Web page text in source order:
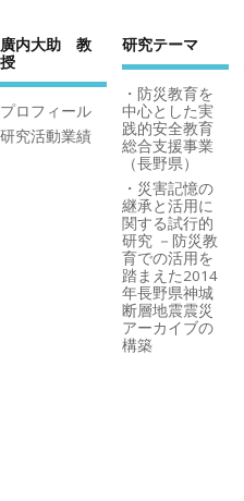
廣内大助 教
授
プロフィール
研究活動業績
研究テーマ
・防災教育を
中心とした実
践的安全教育
総合支援事業
（長野県）
・災害記憶の
継承と活用に
関する試行的
研究 －防災教
育での活用を
踏まえた2014
年長野県神城
断層地震震災
アーカイブの
構築